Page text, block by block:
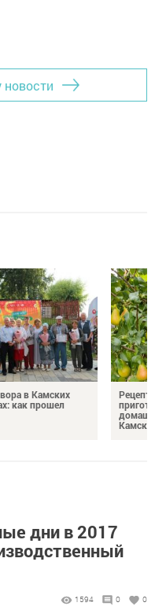
новости
в Камских
как прошел
дни в 2017
1594 0 0